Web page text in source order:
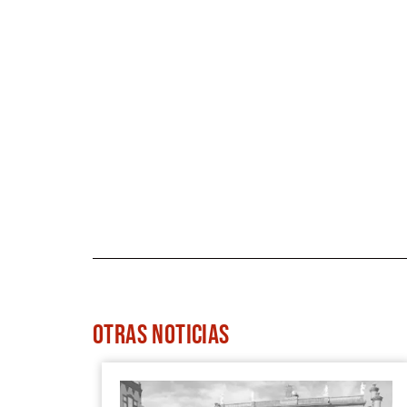
OTRASNOTICIAS